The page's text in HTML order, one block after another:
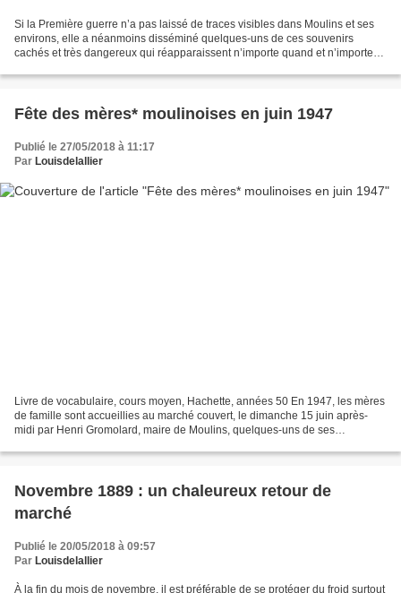
Si la Première guerre n’a pas laissé de traces visibles dans Moulins et ses
environs, elle a néanmoins disséminé quelques-uns de ces souvenirs
cachés et très dangereux qui réapparaissent n’importe quand et n’importe
Fête des mères* moulinoises en juin 1947
Publié le 27/05/2018 à 11:17
Par Louisdelallier
Livre de vocabulaire, cours moyen, Hachette, années 50 En 1947, les mères
de famille sont accueillies au marché couvert, le dimanche 15 juin après-
midi par Henri Gromolard, maire de Moulins, quelques-uns de ses
Novembre 1889 : un chaleureux retour de
marché
Publié le 20/05/2018 à 09:57
Par Louisdelallier
À la fin du mois de novembre, il est préférable de se protéger du froid surtout